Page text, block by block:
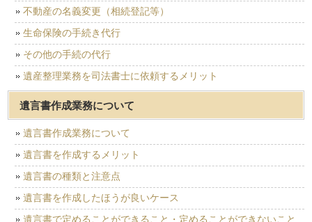
不動産の名義変更（相続登記等）
生命保険の手続き代行
その他の手続の代行
遺産整理業務を司法書士に依頼するメリット
遺言書作成業務について
遺言書作成業務について
遺言書を作成するメリット
遺言書の種類と注意点
遺言書を作成したほうが良いケース
遺言書で定めることができること・定めることができないこと